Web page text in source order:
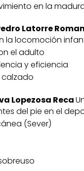
en la
Latorre Roman
la locomoción
el adulto
y eficiencia
calzado
Lopezosa Reca
del pie en el
(Sever)